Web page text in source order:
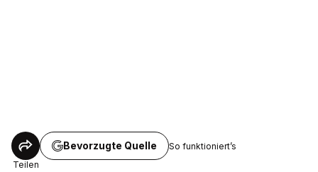
Teilen
Bevorzugte Quelle So funktioniert’s